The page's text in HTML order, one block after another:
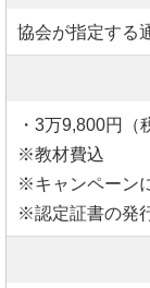
協会が指定する
・3万9,800円（
※教材費込
※キャンペーン
※認定証書の発